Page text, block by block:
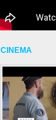
CINEMA